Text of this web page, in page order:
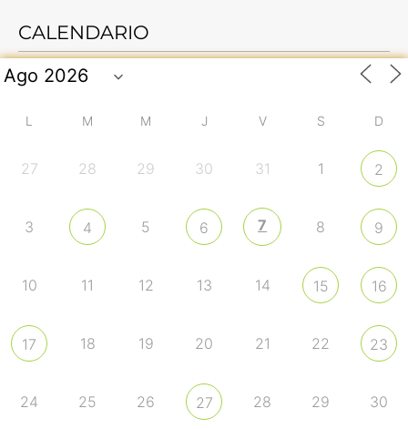
CALENDARIO
L M M J V S D
27 28 29 30 31 1 2
3 4 5 6 7 8 9
10 11 12 13 14 15 16
17 18 19 20 21 22 23
24 25 26 27 28 29 30